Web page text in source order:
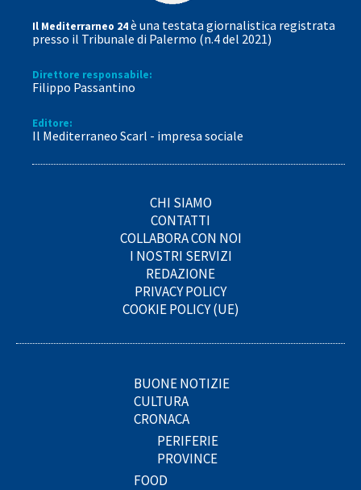
Il Mediterrarneo 24è una testata giornalistica registrata
presso il Tribunale di Palermo (n.4 del 2021)
Direttore responsabile:
Filippo Passantino
Editore:
Il Mediterraneo Scarl - impresa sociale
CHI SIAMO
CONTATTI
COLLABORA CON NOI
I NOSTRI SERVIZI
REDAZIONE
PRIVACY POLICY
COOKIE POLICY (UE)
BUONE NOTIZIE
CULTURA
CRONACA
PERIFERIE
PROVINCE
FOOD